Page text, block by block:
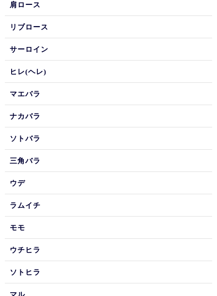
肩ロース
リブロース
サーロイン
ヒレ(ヘレ)
マエバラ
ナカバラ
ソトバラ
三角バラ
ウデ
ラムイチ
モモ
ウチヒラ
ソトヒラ